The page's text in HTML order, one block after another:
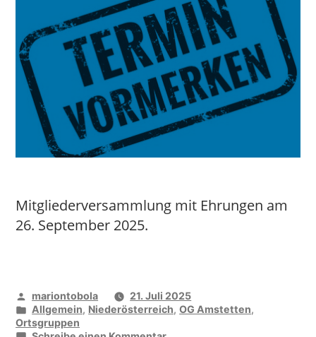
Mitgliederversammlung mit Ehrungen am
26. September 2025.
Veröffentlicht
von
mariontobola
21. Juli 2025
Veröffentlicht
unter
Allgemein, Niederösterreich,OG Amstetten,
Ortsgruppen